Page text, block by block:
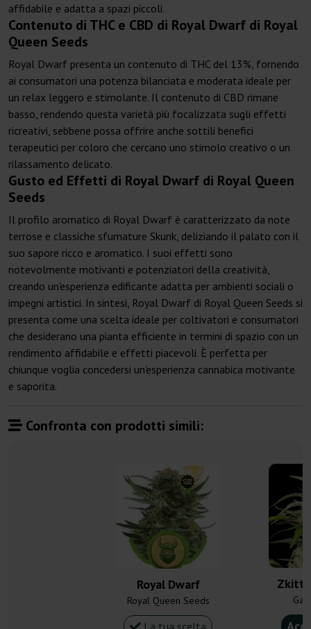
affidabile e adatta a spazi piccoli.
Contenuto di THC e CBD di Royal Dwarf di Royal
Queen Seeds
Royal Dwarf presenta un contenuto di THC del 13%, fornendo
ai consumatori una potenza bilanciata e moderata ideale per
un relax leggero e stimolante. Il contenuto di CBD rimane
basso, rendendo questa varietà più focalizzata sugli effetti
ricreativi, sebbene possa offrire anche sottili benefici
terapeutici per coloro che cercano uno stimolo creativo o un
rilassamento delicato.
Gusto ed Effetti di Royal Dwarf di Royal Queen
Seeds
Il profilo aromatico di Royal Dwarf è caratterizzato da note
terrose e classiche sfumature Skunk, deliziando il palato con il
suo sapore ricco e aromatico. I suoi effetti sono
notevolmente motivanti e potenziatori della creatività,
creando un'esperienza edificante adatta per ambienti sociali o
impegni artistici. In sintesi, Royal Dwarf di Royal Queen Seeds si
presenta come una scelta ideale per coltivatori e consumatori
che desiderano una pianta efficiente in termini di spazio con un
rendimento affidabile e effetti piacevoli. È perfetta per
chiunque voglia concedersi un'esperienza cannabica motivante
e saporita.
Confronta con prodotti simili:
Royal Dwarf
Royal Queen Seeds
La tua scelta